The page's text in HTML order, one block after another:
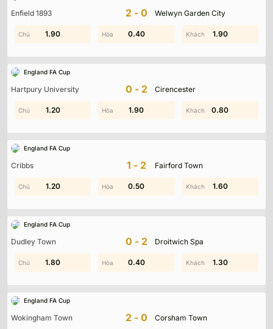
Enfield 1893 2-0 Welwyn Garden City
1.20 2.00 1.30
1.90 0.40 1.90
England FA Cup
Hartpury University 0-2 Cirencester
1.50 0.40 0.30
1.20 1.90 0.80
England FA Cup
Cribbs 1-2 Fairford Town
0.70 1.50 1.90
1.20 0.50 1.60
England FA Cup
Dudley Town 0-2 Droitwich Spa
1.40 1.90 1.10
1.80 0.40 1.30
England FA Cup
Wokingham Town 2-0 Corsham Town